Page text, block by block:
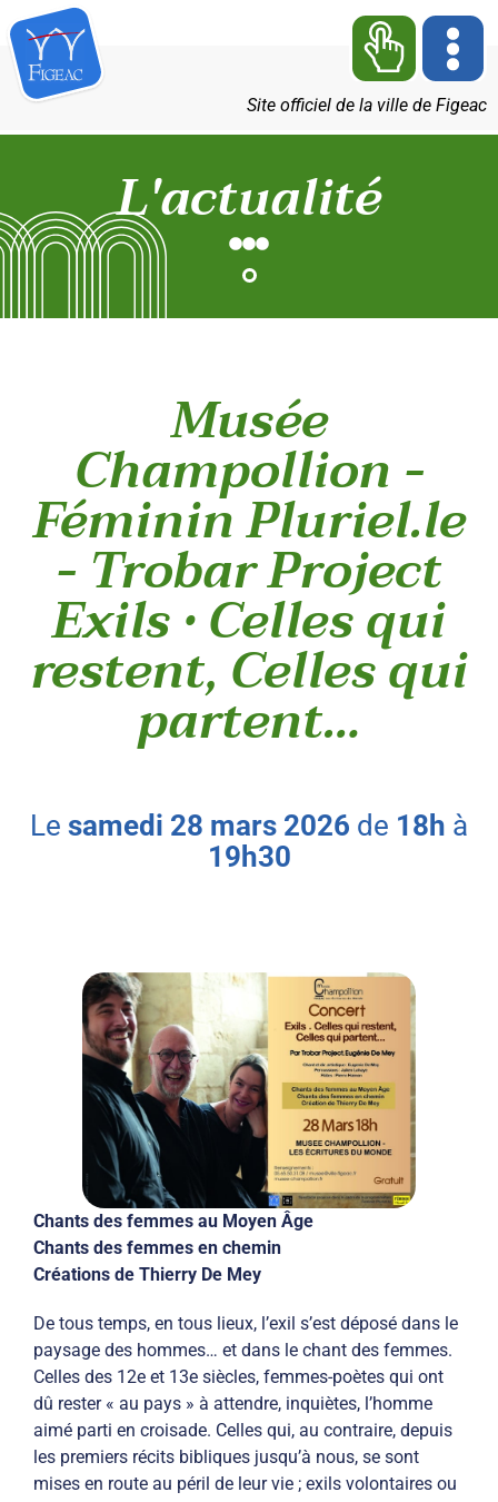
Site officiel de la ville de Figeac
L'actualité
Musée
Champollion -
Féminin Pluriel.le
- Trobar Project
Exils • Celles qui
restent, Celles qui
partent…
le samedi 28 mars 2026 de 18h à
19h30
Chants des femmes au Moyen Âge
Chants des femmes en chemin
Créations de Thierry De Mey
De tous temps, en tous lieux, l’exil s’est déposé dans le
paysage des hommes… et dans le chant des femmes.
Celles des 12e et 13e siècles, femmes-poètes qui ont
dû rester « au pays » à attendre, inquiètes, l’homme
aimé parti en croisade. Celles qui, au contraire, depuis
les premiers récits bibliques jusqu’à nous, se sont
mises en route au péril de leur vie ; exils volontaires ou